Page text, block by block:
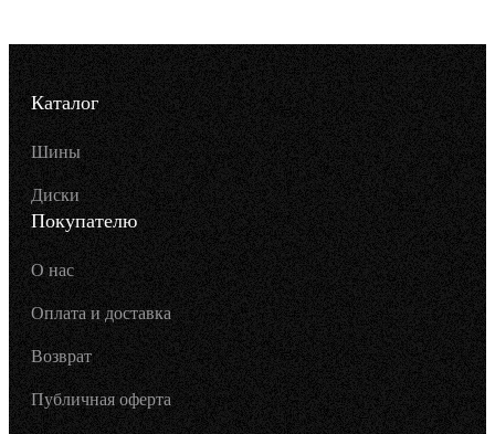
Каталог
Шины
Диски
Покупателю
О нас
Оплата и доставка
Возврат
Публичная оферта